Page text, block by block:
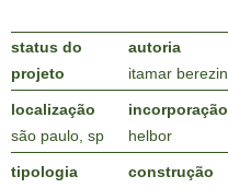
status do
projeto
localização
são paulo, sp
tipologia
autoria
itamar berezin
incorporação
helbor
construção